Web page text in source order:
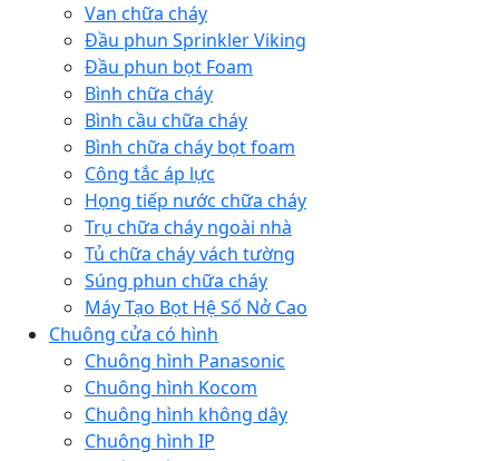
Van chữa cháy
Đầu phun Sprinkler Viking
Đầu phun bọt Foam
Bình chữa cháy
Bình cầu chữa cháy
Bình chữa cháy bọt foam
Công tắc áp lực
Họng tiếp nước chữa cháy
Trụ chữa cháy ngoài nhà
Tủ chữa cháy vách tường
Súng phun chữa cháy
Máy Tạo Bọt Hệ Số Nở Cao
Chuông cửa có hình
Chuông hình Panasonic
Chuông hình Kocom
Chuông hình không dây
Chuông hình IP